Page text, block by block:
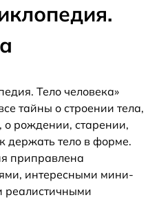
Тело человека»
тайны о строении тела,
рождении, старении,
держать тело в форме.
приправлена
интересными мини-
реалистичными